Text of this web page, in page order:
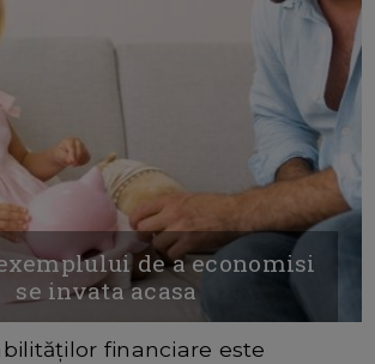
de a economisi
se invata acasa
financiare este